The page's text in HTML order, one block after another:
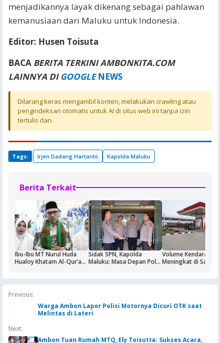
menjadikannya layak dikenang sebagai pahlawan
kemanusiaan dari Maluku untuk Indonesia.
Editor: Husen Toisuta
BACA BERITA TERKINI AMBONKITA.COM
LAINNYA DI GOOGLENEWS
Dilarang keras mengambil konten, melakukan crawling atau
pengindeksan otomatis untuk AI di situs web ini tanpa izin
tertulis dari.
Tags: Irjen Dadang Hartanto Kapolda Maluku
Berita Terkait
Ibu-Ibu MT Nurul Huda
Hualoy Khatam Al-Qur’an,
Sidak SPN, Kapolda
Maluku: Masa Depan Polri
Volume Kendaraan
Meningkat di
Previous:
Warga Ambon Lapor Polisi Motornya Dicuri OTK saat
Melintas di Lateri
Next:
Ambon Tuan Rumah MTQ, Ely Toisutta: Sukses Acara,